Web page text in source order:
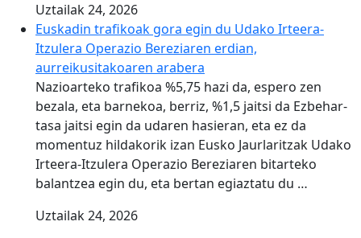
Uztailak 24, 2026
Euskadin trafikoak gora egin du Udako Irteera-
Itzulera Operazio Bereziaren erdian,
aurreikusitakoaren arabera
Nazioarteko trafikoa %5,75 hazi da, espero zen
bezala, eta barnekoa, berriz, %1,5 jaitsi da Ezbehar-
tasa jaitsi egin da udaren hasieran, eta ez da
momentuz hildakorik izan Eusko Jaurlaritzak Udako
Irteera-Itzulera Operazio Bereziaren bitarteko
balantzea egin du, eta bertan egiaztatu du …
Uztailak 24, 2026